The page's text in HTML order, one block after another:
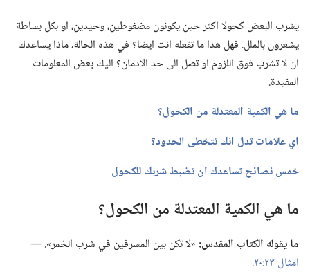
يشرب البعض كحولا اكثر حين يكونون مضغوطين،‏ وحيدين،‏ او بكل بساطة
يشعرون بالملل.‏ فهل هذا ما تفعله انت ايضا؟‏ في هذه الحالة،‏ ماذا يساعدك
ان لا تشرب فوق اللزوم او تصل الى حد الادمان؟‏ اليك بعض المعلومات
المفيدة.‏
ما هي الكمية المعتدلة من الكحول؟‏
اي علامات تدل انك تتخطى الحدود؟‏
خمس نصائح تساعدك ان تضبط شربك للكحول
ما هي الكمية المعتدلة من الكحول؟‏
ما يقوله الكتاب المقدس:‏ «لا تكن بين المسرفين في شرب الخمر».‏ —‏
امثال ٢٣:‏٢٠
.‏